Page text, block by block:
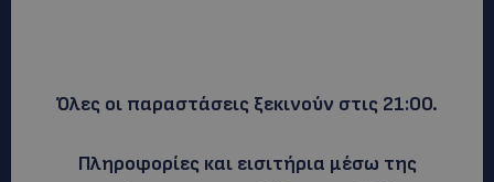
Όλες οι παραστάσεις ξεκινούν στις 21:00.
Πληροφορίες και εισιτήρια μέσω της